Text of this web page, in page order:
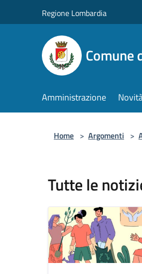
Regione Lombardia
Comune
Amministrazione
Home > Argomenti >
Tutte le